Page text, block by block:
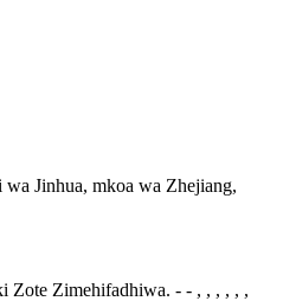
Jinhua, mkoa wa Zhejiang,
Zote Zimehifadhiwa. - - , , , , , ,